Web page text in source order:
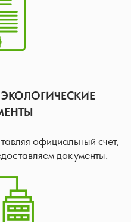
официальный счет,
документы.